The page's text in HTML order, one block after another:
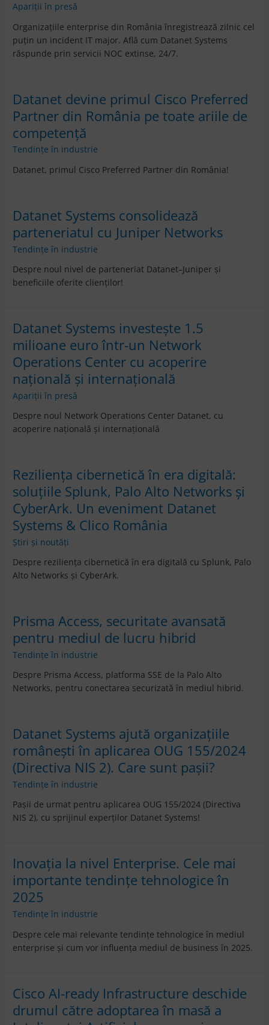
Apariții în presă
Organizațiile enterprise din România înregistrează zilnic cel
puțin un incident IT major. Află cum Datanet Systems
răspunde prin servicii NOC extinse, 24/7.
Datanet devine primul Cisco Preferred
Partner din România pe toate ariile de
competență
Tendințe în industrie
Datanet, primul Cisco Preferred Partner din România!
Datanet Systems consolidează
parteneriatul cu Juniper Networks
Tendințe în industrie
Despre noul nivel de parteneriat Datanet–Juniper și
beneficiile oferite clienților!
Datanet Systems investește 1.5
milioane euro într-un Network
Operations Center cu acoperire
națională și internațională
Apariții în presă
Despre noul Network Operations Center Datanet, cu
acoperire națională și internațională
Reziliența cibernetică în era digitală:
soluțiile Splunk, Palo Alto Networks și
CyberArk. Un eveniment Datanet
Systems & Clico România
Știri și noutăți
Despre reziliența cibernetică în era digitală cu Splunk, Palo
Alto Networks și CyberArk.
Prisma Access, securitate avansată
pentru mediul de lucru hibrid
Tendințe în industrie
Despre Prisma Access, platforma SSE de la Palo Alto
Networks, pentru conectarea securizată în mediul hibrid.
Datanet Systems ajută organizațiile
românești în aplicarea OUG 155/2024
(Directiva NIS 2). Care sunt pașii?
Tendințe în industrie
Pașii de urmat pentru aplicarea OUG 155/2024 (Directiva
NIS 2), cu sprijinul experților Datanet Systems!
Inovația la nivel Enterprise. Cele mai
importante tendințe tehnologice în
2025
Tendințe în industrie
Despre cele mai relevante tendințe tehnologice în mediul
enterprise și cum vor influența mediul de business în 2025.
Cisco AI-ready Infrastructure deschide
drumul către adoptarea în masă a